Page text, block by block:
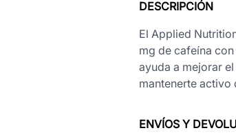
DESCRIPCIÓN
El Applied
mg de cafeína
ayuda a mejorar
mantenerte activo
ENVÍOS Y